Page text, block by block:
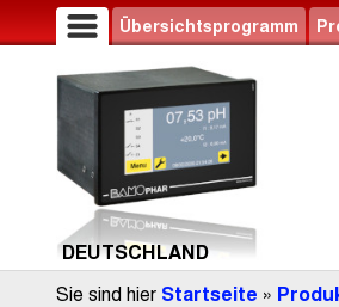
Übersichtsprogramm
DEUTSCHLAND
Sie sind hier Startseite »